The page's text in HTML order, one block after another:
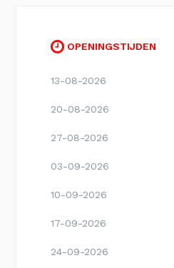
OPENINGSTIJDEN
13-08-2026
20-08-2026
27-08-2026
03-09-2026
10-09-2026
17-09-2026
24-09-2026